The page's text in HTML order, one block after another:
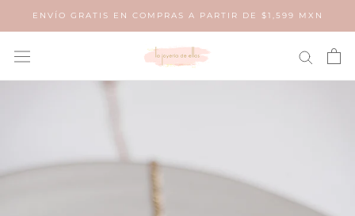
ENVÍO GRATIS EN COMPRAS A PARTIR DE $1,599 MXN